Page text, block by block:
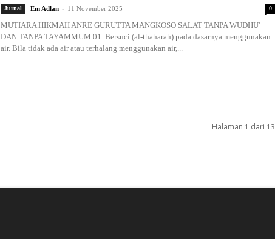
Jurnal Em Adlan - 11 November 2025 0
MUTIARA HIKMAH ANRE GURUTTA MANGKOSO SALAT TANPA WUDHU'
DAN TANPA TAYAMMUM 01. Bersuci (al-thaharah) pada dasarnya menggunakan
air. Bila tidak ada air atau terhalang menggunakan air,...
Halaman 1 dari 13